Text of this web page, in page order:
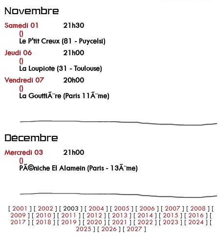
Novembre
Samedi 01
21h30
()
Le P'tit Creux (81 - Puycelsi)
Jeudi 06
21h00
()
La Loupiote (31 - Toulouse)
Vendredi 07
20h00
()
La GouttiÃ¨re (Paris 11Ã¨me)
Décembre
Mercredi 03
21h00
()
PÃ©niche El Alamein (Paris - 13Ã¨me)
[ 2001 ] [ 2002 ] [ 2003 ] [ 2004 ] [ 2005 ] [ 2006 ] [ 2007] [ 2008 ] [
2009 ] [ 2010] [ 2011 ] [ 2012 ] [ 2013 ] [ 2014 ] [ 2015 ] [ 2016 ] [
2017] [ 2018 ] [ 2019 ] [ 2020] [ 2021 ] [ 2022 ] [ 2023 ] [ 2024 ] [
2025 ] [ 2026 ] [ 2027]